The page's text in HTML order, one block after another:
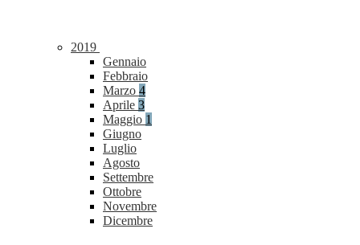
2019
Gennaio
Febbraio
Marzo 4
Aprile 3
Maggio 1
Giugno
Luglio
Agosto
Settembre
Ottobre
Novembre
Dicembre